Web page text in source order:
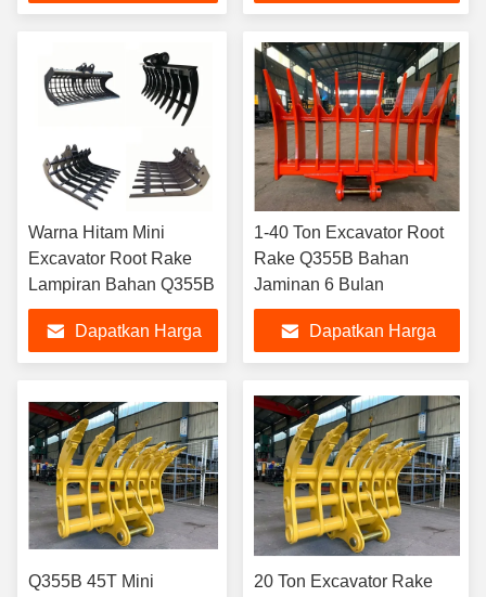
Warna Hitam Mini
Excavator Root Rake
Lampiran Bahan Q355B
Dapatkan Harga
1-40 Ton Excavator Root
Rake Q355B Bahan
Jaminan 6 Bulan
Dapatkan Harga
Q355B 45T Mini
20 Ton Excavator Rake